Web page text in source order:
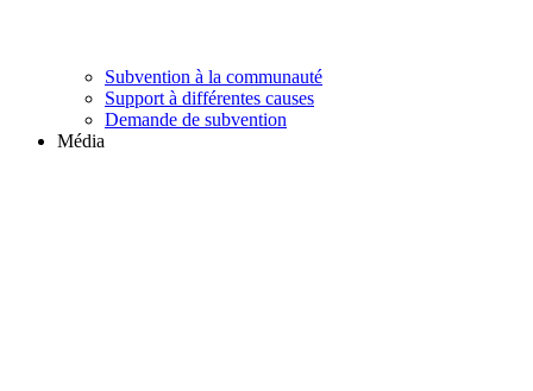
Subvention à la communauté
Support à différentes causes
Demande de subvention
Média